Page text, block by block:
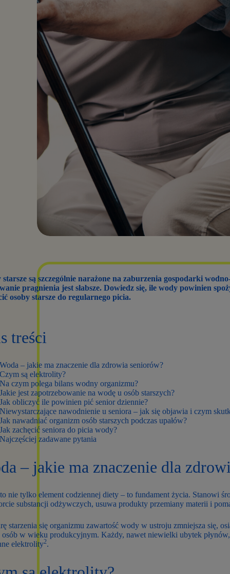
starsze są szczególnie narażone na zaburzenia gospodarki
pragnienia jest słabsze. Dowiedz się, ile wody powinien
osoby starsze do regularnego picia.
treści
Woda – jakie ma znaczenie dla zdrowia seniorów?
Czym są elektrolity?
Na czym polega bilans wodny organizmu?
Jakie jest zapotrzebowanie na wodę u osób starszych?
Jak obliczyć ile powinien pić senior dziennie?
Niewystarczające nawodnienie u seniora – jak się objawia i czym
Jak nawadniać organizm osób starszych podczas upałów?
Jak zachęcić seniora do picia wody?
Najczęściej zadawane pytania
– jakie ma znaczenie dla
nie tylko element codziennej diety – to fundament życia. Stanowi
substancji odżywczych, usuwa produkty przemiany materii i
starzenia się organizmu zawartość wody w ustroju zmniejsza się,
osób w wieku produkcyjnym. Każdy, nawet niewielki ubytek
elektrolity2.